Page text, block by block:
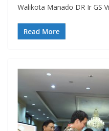
Walikota Manado DR Ir GS
Read More